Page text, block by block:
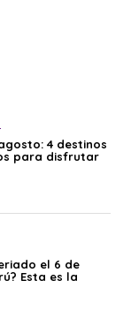
4 destinos
para disfrutar
el 6 de
Esta es la